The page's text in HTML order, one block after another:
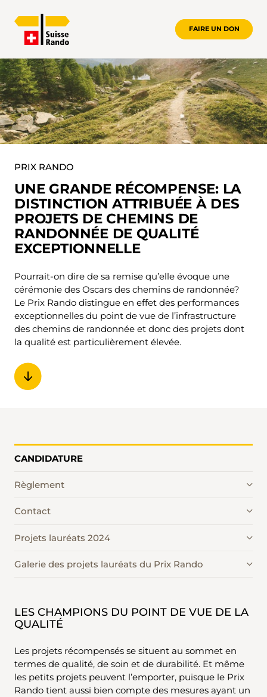
FAIRE UN DON
PRIX RANDO
PRIX RANDO
UNE GRANDE RÉCOMPENSE: LA
DISTINCTION ATTRIBUÉE À DES
PROJETS DE CHEMINS DE
RANDONNÉE DE QUALITÉ
EXCEPTIONNELLE
Pourrait-on dire de sa remise qu’elle évoque une
cérémonie des Oscars des chemins de randonnée?
Le Prix Rando distingue en effet des performances
exceptionnelles du point de vue de l’infrastructure
des chemins de randonnée et donc des projets dont
la qualité est particulièrement élevée.
CANDIDATURE
Règlement
Contact
Projets lauréats 2024
Galerie des projets lauréats du Prix Rando
LES CHAMPIONS DU POINT DE VUE DE LA
QUALITÉ
Les projets récompensés se situent au sommet en
termes de qualité, de soin et de durabilité. Et même
les petits projets peuvent l’emporter, puisque le Prix
Rando tient aussi bien compte des mesures ayant un